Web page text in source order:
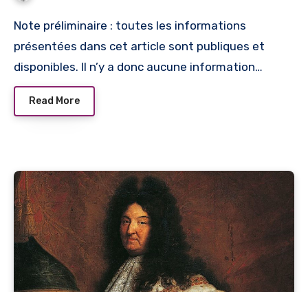
Note préliminaire : toutes les informations
présentées dans cet article sont publiques et
disponibles. Il n’y a donc aucune information…
Read More